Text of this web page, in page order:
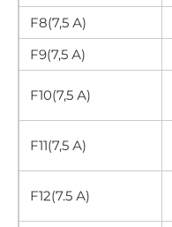
F8(7,5 А)
F9(7,5 А)
F10(7,5 А)
F11(7,5 А)
F12(7.5 А)